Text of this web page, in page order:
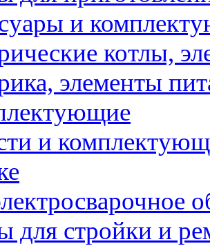
и
котлы,
элементы
и
для стройки и